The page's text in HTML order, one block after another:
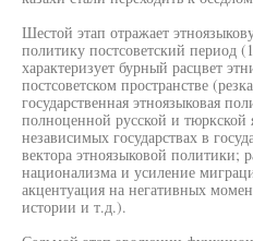
Шестой этап отражает
политику постсоветский период
характеризует бурный расцвет
постсоветском пространстве
государственная этноязыковая
полноценной русской и
независимых государствах в
вектора этноязыковой политики;
национализма и усиление
акцентуация на негативных
истории и т.д.).